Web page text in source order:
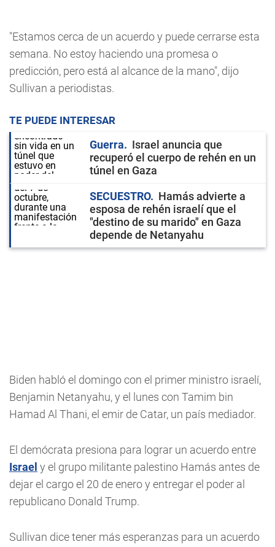
"Estamos cerca de un acuerdo y puede cerrarse esta
semana. No estoy haciendo una promesa o
predicción, pero está al alcance de la mano", dijo
Sullivan a periodistas.
TE PUEDE INTERESAR
Guerra
Israel anuncia que
recuperó el cuerpo de rehén en un
túnel en Gaza
SECUESTRO
Hamás advierte a
esposa de rehén israelí que el
"destino de su marido" en Gaza
depende de Netanyahu
Biden habló el domingo con el primer ministro israelí,
Benjamin Netanyahu, y el lunes con Tamim bin
Hamad Al Thani, el emir de Catar, un país mediador.
El demócrata presiona para lograr un acuerdo entre
Israel y el grupo militante palestino Hamás antes de
dejar el cargo el 20 de enero y entregar el poder al
republicano Donald Trump.
Sullivan dice tener más esperanzas para un acuerdo